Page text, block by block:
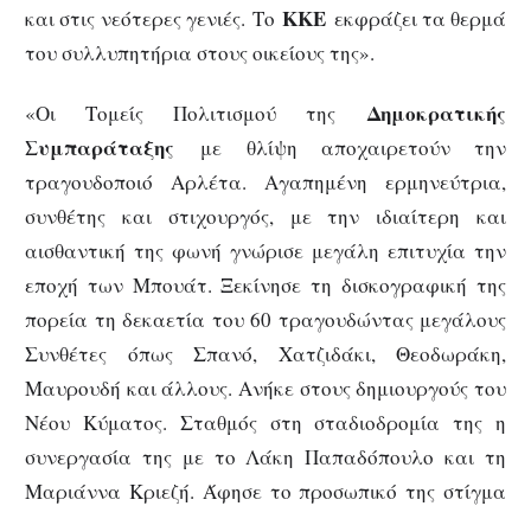
και στις νεότερες γενιές. ΤοΚΚΕ εκφράζει τα θερμά
του συλλυπητήρια στους οικείους της».
«Οι Τομείς Πολιτισμού τηςΔημοκρατικής
Συμπαράταξης με θλίψη αποχαιρετούν την
τραγουδοποιό Αρλέτα. Αγαπημένη ερμηνεύτρια,
συνθέτης και στιχουργός, με την ιδιαίτερη και
αισθαντική της φωνή γνώρισε μεγάλη επιτυχία την
εποχή των Μπουάτ. Ξεκίνησε τη δισκογραφική της
πορεία τη δεκαετία του 60 τραγουδώντας μεγάλους
Συνθέτες όπως Σπανό, Χατζιδάκι, Θεοδωράκη,
Μαυρουδή και άλλους. Ανήκε στους δημιουργούς του
Νέου Κύματος. Σταθμός στη σταδιοδρομία της η
συνεργασία της με το Λάκη Παπαδόπουλο και τη
Μαριάννα Κριεζή. Άφησε το προσωπικό της στίγμα